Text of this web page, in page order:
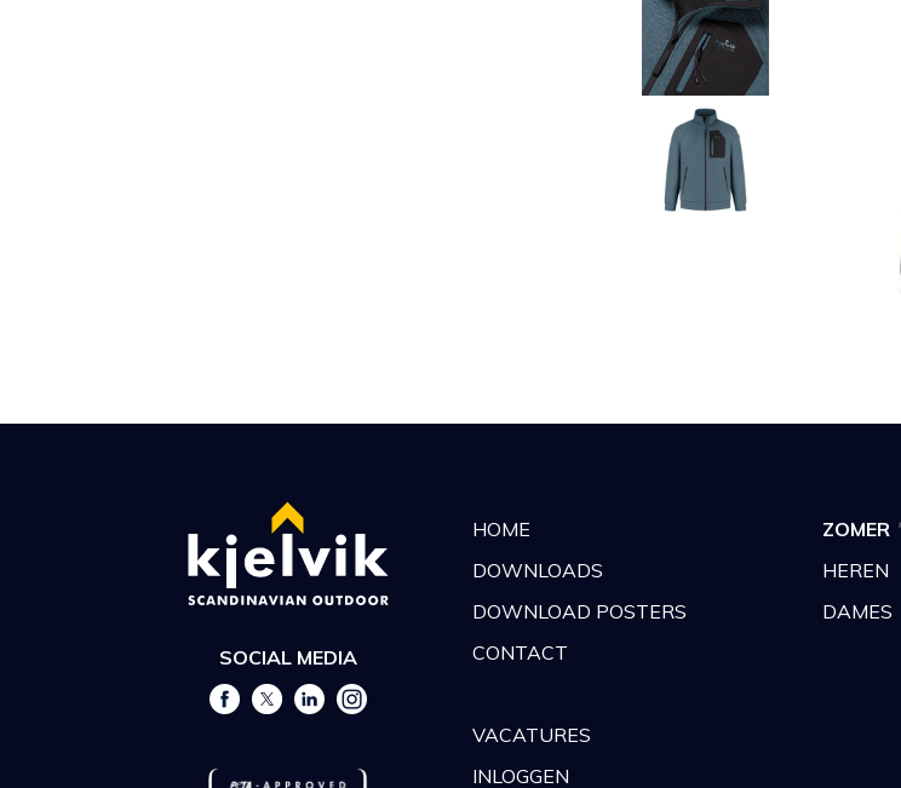
SOCIAL MEDIA
HOME
DOWNLOADS
DOWNLOAD POSTERS
CONTACT
VACATURES
INLOGGEN
ZOMER
HEREN
DAMES